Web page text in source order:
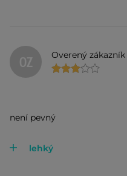
OZ Overený zákazník
není pevný
lehký